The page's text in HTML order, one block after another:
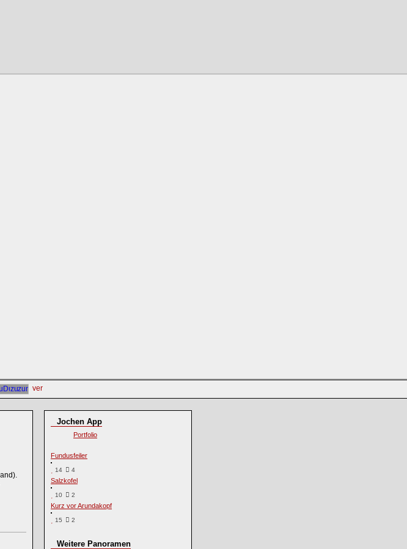
Jochen App
Portfolio
Fundusfeiler
14 4
Salzkofel
10 2
Kurz vor Arundakopf
15 2
Weitere Panoramen